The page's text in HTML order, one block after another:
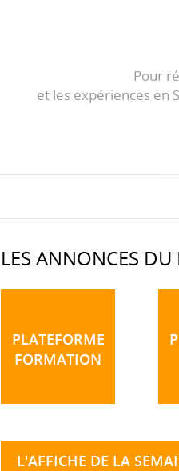
Pour
et les expériences en
LES ANNONCES DU
PLATEFORME
FORMATION
L'AFFICHE DE LA